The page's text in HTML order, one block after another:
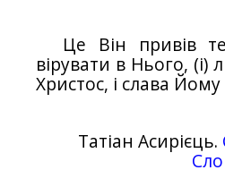
Це Він привів
вірувати в Нього, (і)
Христос, і слава Йому
Татіан Асирієць.